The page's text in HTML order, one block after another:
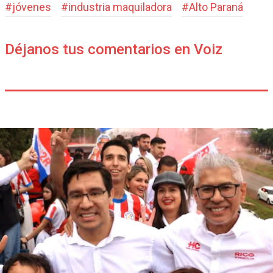
#jóvenes #industria maquiladora #Alto Paraná
Déjanos tus comentarios en Voiz